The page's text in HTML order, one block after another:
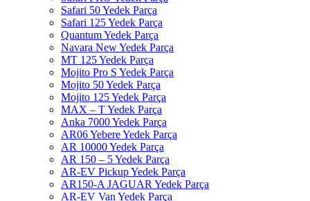
Safari 50 Yedek Parça
Safari 125 Yedek Parça
Quantum Yedek Parça
Navara New Yedek Parça
MT 125 Yedek Parça
Mojito Pro S Yedek Parça
Mojito 50 Yedek Parça
Mojito 125 Yedek Parça
MAX – T Yedek Parça
Anka 7000 Yedek Parça
AR06 Yebere Yedek Parça
AR 10000 Yedek Parça
AR 150 – 5 Yedek Parça
AR-EV Pickup Yedek Parça
AR150-A JAGUAR Yedek Parça
AR-EV Van Yedek Parça